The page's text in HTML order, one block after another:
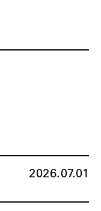
2026.07.01